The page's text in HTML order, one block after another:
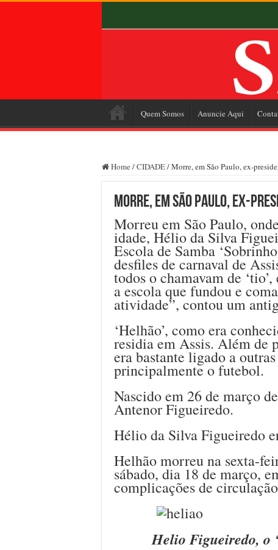
Quem Somos Anuncie Aqui
Home /CIDADE/Morre, em São Paulo, ex-
Morre, em São Paulo, ex-
Morreu em São Paulo,
idade, Hélio da Silva
Escola de Samba
desfiles de carnaval de
todos o chamavam de
a escola que fundou e
atividade”, contou um
‘Helhão’, como era
residia em Assis. Além de
era bastante ligado a
principalmente o futebol.
Nascido em 26 de março
Antenor Figueiredo.
Hélio da Silva Figueiredo
Helhão morreu na sexta-
sábado, dia 18 de março,
complicações de
Helio Figueiredo, o